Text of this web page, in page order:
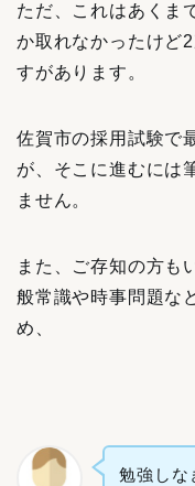
ただ、これはあくま
か取れなかったけど
すがあります。
佐賀市の採用試験で
が、そこに進むには
ません。
また、ご存知の方も
般常識や時事問題な
め、
勉強しな